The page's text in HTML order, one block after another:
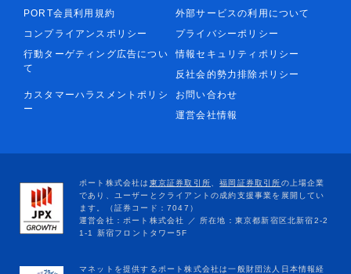
PORT会員利用規約
外部サービスの利用について
コンプライアンスポリシー
プライバシーポリシー
行動ターゲティング広告につい
て
情報セキュリティポリシー
反社会的勢力排除ポリシー
カスタマーハラスメントポリシ
ー
お問い合わせ
運営会社情報